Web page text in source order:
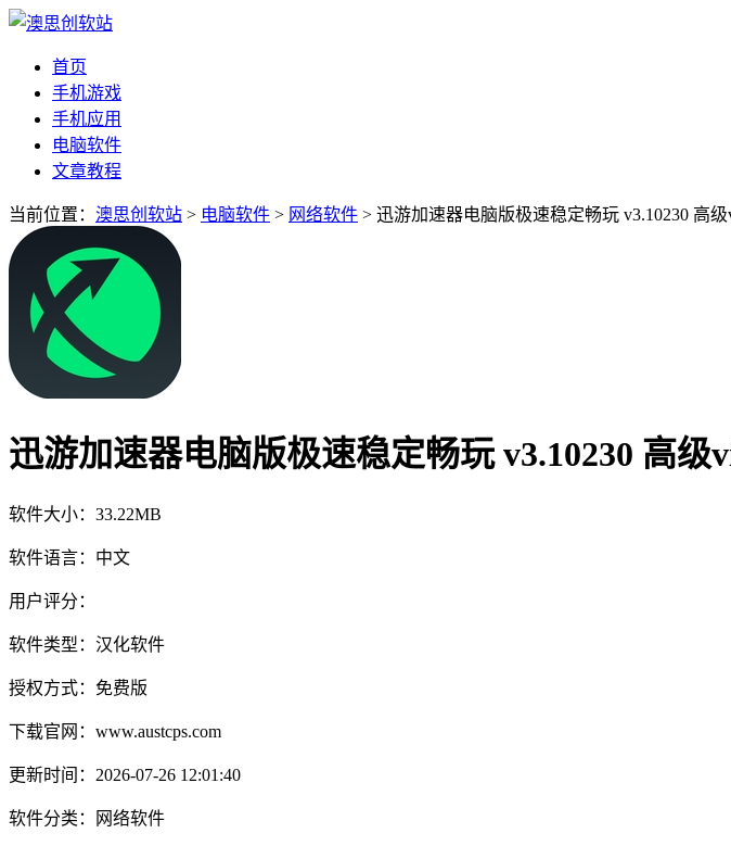
首页
手机游戏
手机应用
电脑软件
文章教程
当前位置： 澳思创软站 > 电脑软件 > 网络软件 > 迅游加速器电脑版极速稳定畅玩 v3.10230 高级
迅游加速器电脑版极速稳定畅玩 v3.10230 高级
软件大小： 33.22MB
软件语言： 中文
用户评分：
软件类型： 汉化软件
授权方式： 免费版
下载官网： www.austcps.com
更新时间： 2026-07-26 12:01:40
软件分类： 网络软件